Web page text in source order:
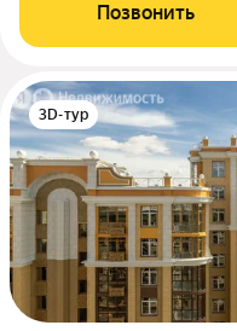
Позвонить
3D-тур